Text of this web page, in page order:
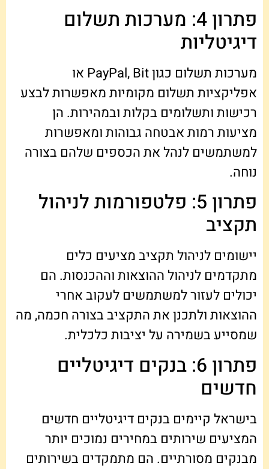
פתרון 4: מערכות תשלום
דיגיטליות
מערכות תשלום כגון PayPal, Bit או
אפליקציות תשלום מקומיות מאפשרות לבצע
רכישות ותשלומים בקלות ובמהירות. הן
מציעות רמות אבטחה גבוהות ומאפשרות
למשתמשים לנהל את הכספים שלהם בצורה
נוחה.
פתרון 5: פלטפורמות לניהול
תקציב
יישומים לניהול תקציב מציעים כלים
מתקדמים לניהול ההוצאות וההכנסות. הם
יכולים לעזור למשתמשים לעקוב אחרי
ההוצאות ולתכנן את התקציב בצורה חכמה, מה
שמסייע בשמירה על יציבות כלכלית.
פתרון 6: בנקים דיגיטליים
חדשים
בישראל קיימים בנקים דיגיטליים חדשים
המציעים שירותים במחירים נמוכים יותר
מבנקים מסורתיים. הם מתמקדים בשירותים